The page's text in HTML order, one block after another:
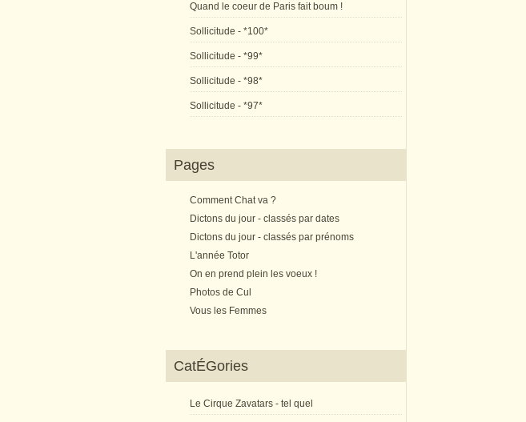
Quand le coeur de Paris fait boum !
Sollicitude - *100*
Sollicitude - *99*
Sollicitude - *98*
Sollicitude - *97*
Pages
Comment Chat va ?
Dictons du jour - classés par dates
Dictons du jour - classés par prénoms
L'année Totor
On en prend plein les voeux !
Photos de Cul
Vous les Femmes
CatÉGories
Le Cirque Zavatars - tel quel